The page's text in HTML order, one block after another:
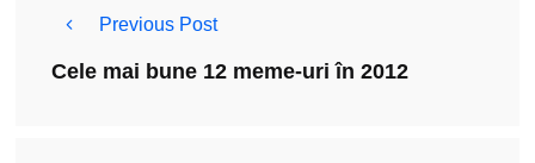
Previous Post
Cele mai bune 12 meme-uri în 2012